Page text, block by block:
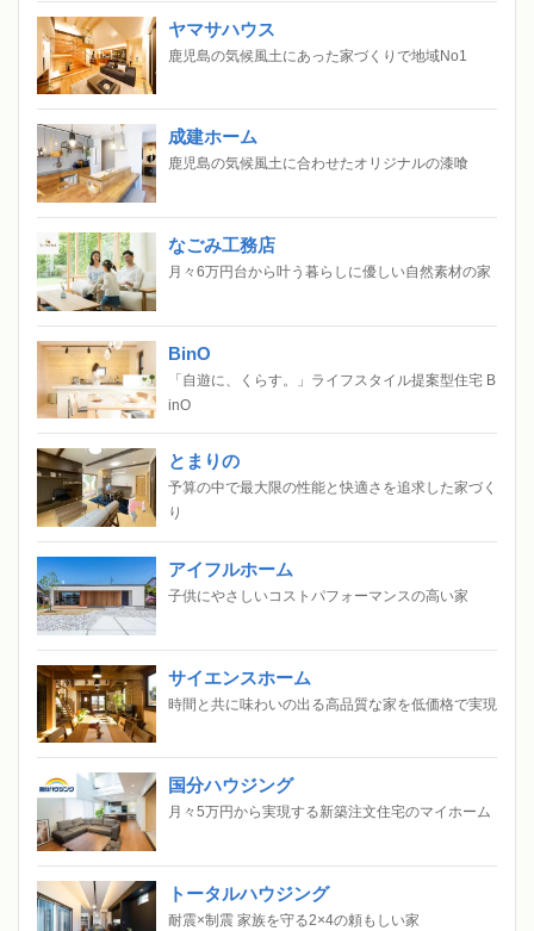
ヤマサハウス
鹿児島の気候風土にあった家づくりで地域No1
成建ホーム
鹿児島の気候風土に合わせたオリジナルの漆喰
なごみ工務店
月々6万円台から叶う暮らしに優しい自然素材の家
BinO
「自遊に、くらす。」ライフスタイル提案型住宅 B
inO
とまりの
予算の中で最大限の性能と快適さを追求した家づく
り
アイフルホーム
子供にやさしいコストパフォーマンスの高い家
サイエンスホーム
時間と共に味わいの出る高品質な家を低価格で実現
国分ハウジング
月々5万円から実現する新築注文住宅のマイホーム
トータルハウジング
耐震×制震 家族を守る2×4の頼もしい家